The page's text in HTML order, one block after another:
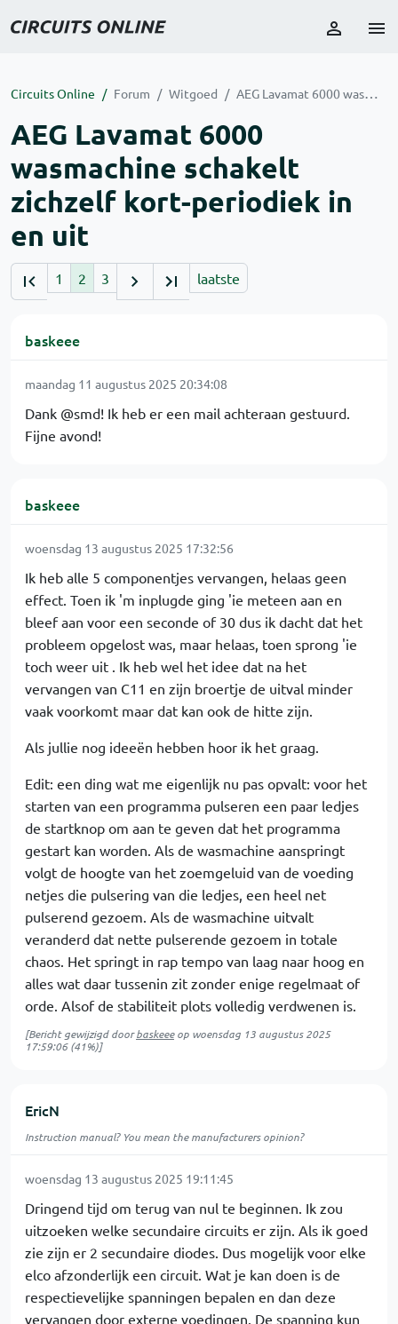
Circuits Online Forum Witgoed AEG Lavamat 6000 wasmachine schakelt zichzelf kort-periodiek in en uit
AEG Lavamat 6000
wasmachine schakelt
zichzelf kort-periodiek in
en uit
1 2 3 laatste
baskeee
maandag 11 augustus 2025 20:34:08
Dank @smd! Ik heb er een mail achteraan gestuurd.
Fijne avond!
baskeee
woensdag 13 augustus 2025 17:32:56
Ik heb alle 5 componentjes vervangen, helaas geen
effect. Toen ik 'm inplugde ging 'ie meteen aan en
bleef aan voor een seconde of 30 dus ik dacht dat het
probleem opgelost was, maar helaas, toen sprong 'ie
toch weer uit . Ik heb wel het idee dat na het
vervangen van C11 en zijn broertje de uitval minder
vaak voorkomt maar dat kan ook de hitte zijn.
Als jullie nog ideeën hebben hoor ik het graag.
Edit: een ding wat me eigenlijk nu pas opvalt: voor het
starten van een programma pulseren een paar ledjes
de startknop om aan te geven dat het programma
gestart kan worden. Als de wasmachine aanspringt
volgt de hoogte van het zoemgeluid van de voeding
netjes die pulsering van die ledjes, een heel net
pulserend gezoem. Als de wasmachine uitvalt
veranderd dat nette pulserende gezoem in totale
chaos. Het springt in rap tempo van laag naar hoog en
alles wat daar tussenin zit zonder enige regelmaat of
orde. Alsof de stabiliteit plots volledig verdwenen is.
[Bericht gewijzigd doorbaskeeeop woensdag 13 augustus 2025
17:59:06(41%)]
EricN
Instruction manual? You mean the manufacturers opinion?
woensdag 13 augustus 2025 19:11:45
Dringend tijd om terug van nul te beginnen. Ik zou
uitzoeken welke secundaire circuits er zijn. Als ik goed
zie zijn er 2 secundaire diodes. Dus mogelijk voor elke
elco afzonderlijk een circuit. Wat je kan doen is de
respectievelijke spanningen bepalen en dan deze
vervangen door externe voedingen. De spanning kun